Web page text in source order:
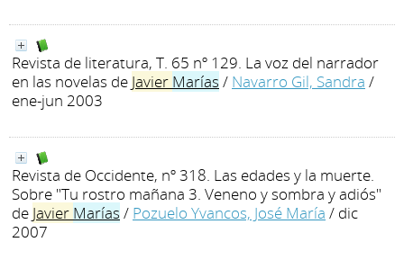
Revista de literatura, T. 65 nº 129. La voz del narrador
en las novelas de Javier Marías / Navarro Gil, Sandra /
ene-jun 2003
Revista de Occidente, nº 318. Las edades y la muerte.
Sobre "Tu rostro mañana 3. Veneno y sombra y adiós"
de Javier Marías / Pozuelo Yvancos, José María / dic
2007